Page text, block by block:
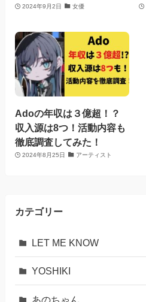
2024年9月2日 女優
Adoの年収は３億超！？
収入源は8つ！活動内容も
徹底調査してみた！
2024年8月25日 アーティスト
カテゴリー
LET ME KNOW
YOSHIKI
あのちゃん